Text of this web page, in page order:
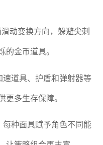
动变换方向，躲避尖刺
的金币道具。
道具、护盾和弹射器等
多生存保障。
种面具赋予角色不同能